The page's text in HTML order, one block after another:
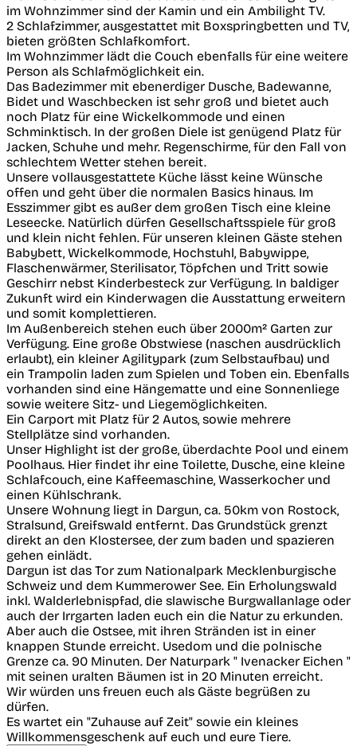
im Wohnzimmer sind der Kamin und ein Ambilight TV.
2 Schlafzimmer, ausgestattet mit Boxspringbetten und TV,
bieten größten Schlafkomfort.
Im Wohnzimmer lädt die Couch ebenfalls für eine weitere
Person als Schlafmöglichkeit ein.
Das Badezimmer mit ebenerdiger Dusche, Badewanne,
Bidet und Waschbecken ist sehr groß und bietet auch
noch Platz für eine Wickelkommode und einen
Schminktisch. In der großen Diele ist genügend Platz für
Jacken, Schuhe und mehr. Regenschirme, für den Fall von
schlechtem Wetter stehen bereit.
Unsere vollausgestattete Küche lässt keine Wünsche
offen und geht über die normalen Basics hinaus. Im
Esszimmer gibt es außer dem großen Tisch eine kleine
Leseecke. Natürlich dürfen Gesellschaftsspiele für groß
und klein nicht fehlen. Für unseren kleinen Gäste stehen
Babybett, Wickelkommode, Hochstuhl, Babywippe,
Flaschenwärmer, Sterilisator, Töpfchen und Tritt sowie
Geschirr nebst Kinderbesteck zur Verfügung. In baldiger
Zukunft wird ein Kinderwagen die Ausstattung erweitern
und somit komplettieren.
Im Außenbereich stehen euch über 2000m² Garten zur
Verfügung. Eine große Obstwiese (naschen ausdrücklich
erlaubt), ein kleiner Agilitypark (zum Selbstaufbau) und
ein Trampolin laden zum Spielen und Toben ein. Ebenfalls
vorhanden sind eine Hängematte und eine Sonnenliege
sowie weitere Sitz- und Liegemöglichkeiten.
Ein Carport mit Platz für 2 Autos, sowie mehrere
Stellplätze sind vorhanden.
Unser Highlight ist der große, überdachte Pool und einem
Poolhaus. Hier findet ihr eine Toilette, Dusche, eine kleine
Schlafcouch, eine Kaffeemaschine, Wasserkocher und
einen Kühlschrank.
Unsere Wohnung liegt in Dargun, ca. 50km von Rostock,
Stralsund, Greifswald entfernt. Das Grundstück grenzt
direkt an den Klostersee, der zum baden und spazieren
gehen einlädt.
Dargun ist das Tor zum Nationalpark Mecklenburgische
Schweiz und dem Kummerower See. Ein Erholungswald
inkl. Walderlebnispfad, die slawische Burgwallanlage oder
auch der Irrgarten laden euch ein die Natur zu erkunden.
Aber auch die Ostsee, mit ihren Stränden ist in einer
knappen Stunde erreicht. Usedom und die polnische
Grenze ca. 90 Minuten. Der Naturpark " Ivenacker Eichen "
mit seinen uralten Bäumen ist in 20 Minuten erreicht.
Wir würden uns freuen euch als Gäste begrüßen zu
dürfen.
Es wartet ein "Zuhause auf Zeit" sowie ein kleines
Willkommensgeschenk auf euch und eure Tiere.